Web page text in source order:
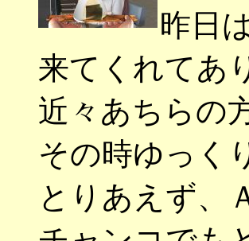
昨日
来てくれてあ
近々あちらの
その時ゆっく
とりあえず、